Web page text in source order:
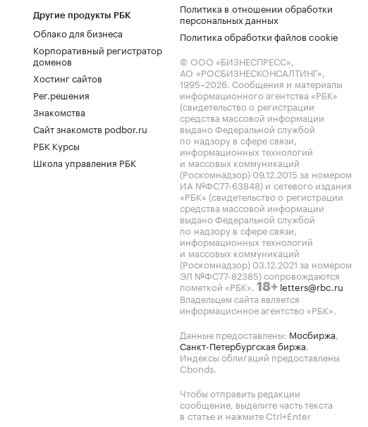
Другие продукты РБК
Облако для бизнеса
Корпоративный регистратор
доменов
Хостинг сайтов
Рег.решения
Знакомства
Сайт знакомств podbor.ru
РБК Курсы
Школа управления РБК
Политика в отношении обработки
персональных данных
Политика обработки файлов cookie
© ООО «БИЗНЕСПРЕСС»,
АО «РОСБИЗНЕСКОНСАЛТИНГ»,
1995–2026. Сообщения и материалы
информационного агентства «РБК»
(свидетельство о регистрации
средства массовой информации
выдано Федеральной службой
по надзору в сфере связи,
информационных технологий
и массовых коммуникаций
(Роскомнадзор) 09.12.2015 за номером
ИА №ФС77-63848) и сетевого издания
«РБК» (свидетельство о регистрации
средства массовой информации
выдано Федеральной службой
по надзору в сфере связи,
информационных технологий
и массовых коммуникаций
(Роскомнадзор) 03.12.2021 за номером
ЭЛ №ФС77-82385) сопровождаются
пометкой «РБК». 18+ letters@rbc.ru
Владельцем сайта является
информационное агентство «РБК».
Данные предоставлены: Мосбиржа,
Санкт-Петербургская биржа.
Индексы облигаций предоставлены
Cbonds.
Чтобы отправить редакции
сообщение, выделите часть текста
в статье и нажмите Ctrl+Enter